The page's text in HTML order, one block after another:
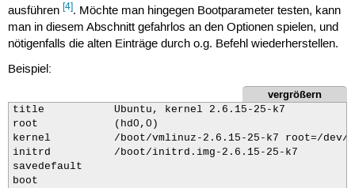
ausführen [4]. Möchte man hingegen Bootparameter testen, kann
man in diesem Abschnitt gefahrlos an den Optionen spielen, und
nötigenfalls die alten Einträge durch o.g. Befehl wiederherstellen.
Beispiel:
vergrößern
title           Ubuntu, kernel 2.6.15-25-k7
root            (hd0,0)
kernel          /boot/vmlinuz-2.6.15-25-k7 root=/dev/
initrd          /boot/initrd.img-2.6.15-25-k7
savedefault
boot